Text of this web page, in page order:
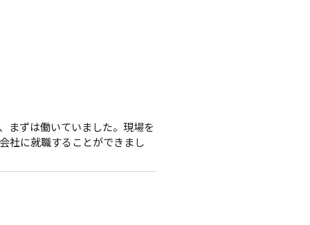
まずは働いていました。現場を
社に就職することができまし